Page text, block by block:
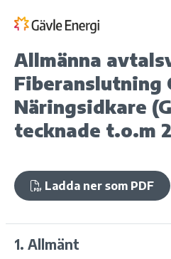
Allmänna
Fiberanslutning
Näringsidkare
tecknade t.o.m
Ladda ner som PDF
1. Allmänt